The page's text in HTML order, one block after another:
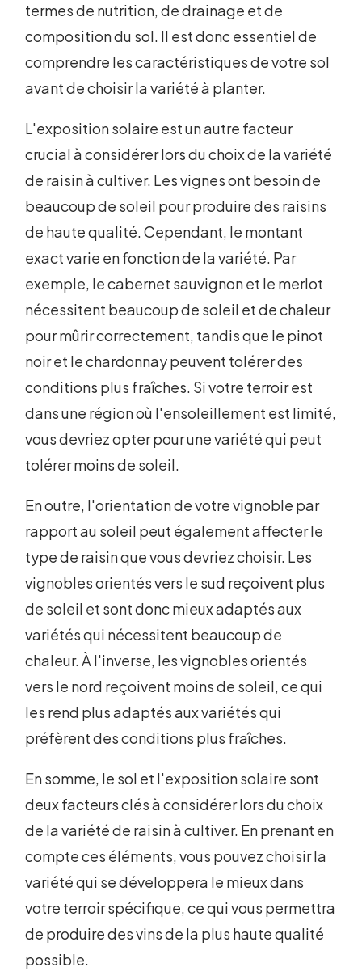
termes de nutrition, de drainage et de
composition du sol. Il est donc essentiel de
comprendre les caractéristiques de votre sol
avant de choisir la variété à planter.
L'exposition solaire est un autre facteur
crucial à considérer lors du choix de la variété
de raisin à cultiver. Les vignes ont besoin de
beaucoup de soleil pour produire des raisins
de haute qualité. Cependant, le montant
exact varie en fonction de la variété. Par
exemple, le cabernet sauvignon et le merlot
nécessitent beaucoup de soleil et de chaleur
pour mûrir correctement, tandis que le pinot
noir et le chardonnay peuvent tolérer des
conditions plus fraîches. Si votre terroir est
dans une région où l'ensoleillement est limité,
vous devriez opter pour une variété qui peut
tolérer moins de soleil.
En outre, l'orientation de votre vignoble par
rapport au soleil peut également affecter le
type de raisin que vous devriez choisir. Les
vignobles orientés vers le sud reçoivent plus
de soleil et sont donc mieux adaptés aux
variétés qui nécessitent beaucoup de
chaleur. À l'inverse, les vignobles orientés
vers le nord reçoivent moins de soleil, ce qui
les rend plus adaptés aux variétés qui
préfèrent des conditions plus fraîches.
En somme, le sol et l'exposition solaire sont
deux facteurs clés à considérer lors du choix
de la variété de raisin à cultiver. En prenant en
compte ces éléments, vous pouvez choisir la
variété qui se développera le mieux dans
votre terroir spécifique, ce qui vous permettra
de produire des vins de la plus haute qualité
possible.